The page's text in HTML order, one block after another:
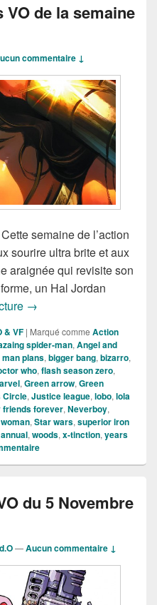
de la semaine
commentaire ↓
semaine de l’action
sourire ultra brite et aux
araignée qui revisite son
un Hal Jordan
Sorties des Comics VO
→
& VF | Marqué comme Action
spider-man,Angel and
man plans,bigger bang,bizarro,
who,flash season zero,
,Green arrow,Green
Circle,Justice league,lobo,lola
friends forever,Neverboy,
,Star wars,superior iron
,woods,x-tinction,years
du 5 Novembre
—Aucun commentaire ↓